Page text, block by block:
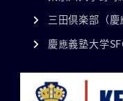
三田倶楽部（慶
慶應義塾大学